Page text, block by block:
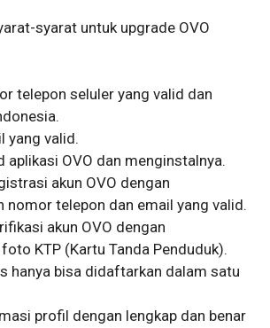
syarat untuk upgrade OVO
telepon seluler yang valid dan
yang valid.
aplikasi OVO dan menginstalnya.
akun OVO dengan
nomor telepon dan email yang valid.
akun OVO dengan
KTP (Kartu Tanda Penduduk).
hanya bisa didaftarkan dalam satu
profil dengan lengkap dan benar